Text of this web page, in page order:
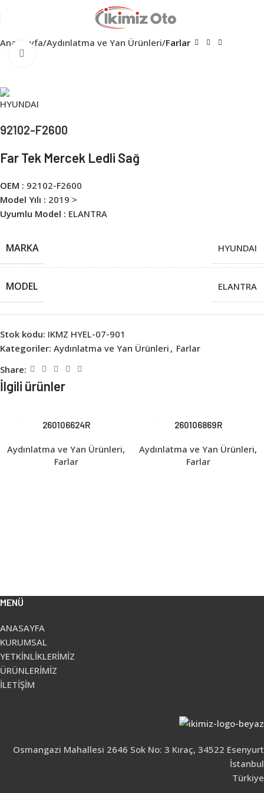
Ana Sayfa Aydınlatma ve Yan Ürünleri Farlar
92102-F2600
Far Tek Mercek Ledli Sağ
OEM : 92102-F2600
Model Yılı : 2019 >
Uyumlu Model : ELANTRA
MARKA HYUNDAI
MODEL ELANTRA
Stok kodu: IKMZ HYEL-07-901
Kategoriler: Aydınlatma ve Yan Ürünleri , Farlar
Share:
İlgili ürünler
260106624R
Aydınlatma ve Yan Ürünleri,
Farlar
260106869R
Aydınlatma ve Yan Ürünleri,
Farlar
MENÜ
ANASAYFA
KURUMSAL
YETKİNLİKLERİMİZ
ÜRÜNLERİMİZ
İLETİŞİM
Osmangazi Mahallesi 2646 Sok No: 3 Kıraç, 34522 Esenyurt
İstanbul
Türkiye